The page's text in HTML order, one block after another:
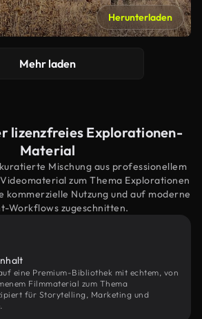
Herunterladen
Mehr laden
lizenzfreies Explorationen-
Material
Mischung aus professionellem
zum Thema Explorationen
kommerzielle Nutzung und auf moderne
Workflows zugeschnitten.
eine Premium-Bibliothek mit echtem, von
Filmmaterial zum Thema
für Storytelling, Marketing und